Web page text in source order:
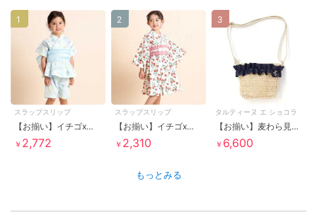
スラップスリップ
【お揃い】イチゴx花xマリx金魚x風鈴総柄フリル付き甚平+帯セット(80~130cm)
￥ 2,772
1
スラップスリップ
【お揃い】イチゴx花x花火総柄ショート丈プルオーバー浴衣+帯セット(80~130cm)
￥ 2,310
2
タルティーヌ エ ショコラ
【お揃い】麦わら見えフリルデザイン ペーパーショルダーバッグ
￥ 6,600
3
もっとみる